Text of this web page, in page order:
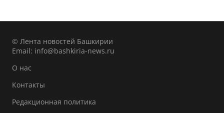
© Лента новостей Башкирии
Email: info@bashkiria-news.ru
О нас
Контакты
Редакционная политика